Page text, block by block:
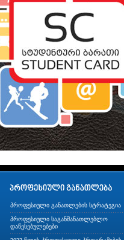
პროფესიული განათლების სტრატეგია
პროფესიული საგანმანათლებლო
დაწესებულებები